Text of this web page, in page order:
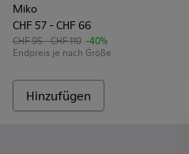
Miko
CHF 57 - CHF 66
CHF 95 - CHF 110 -40%
Endpreis je nach Größe
Hinzufügen